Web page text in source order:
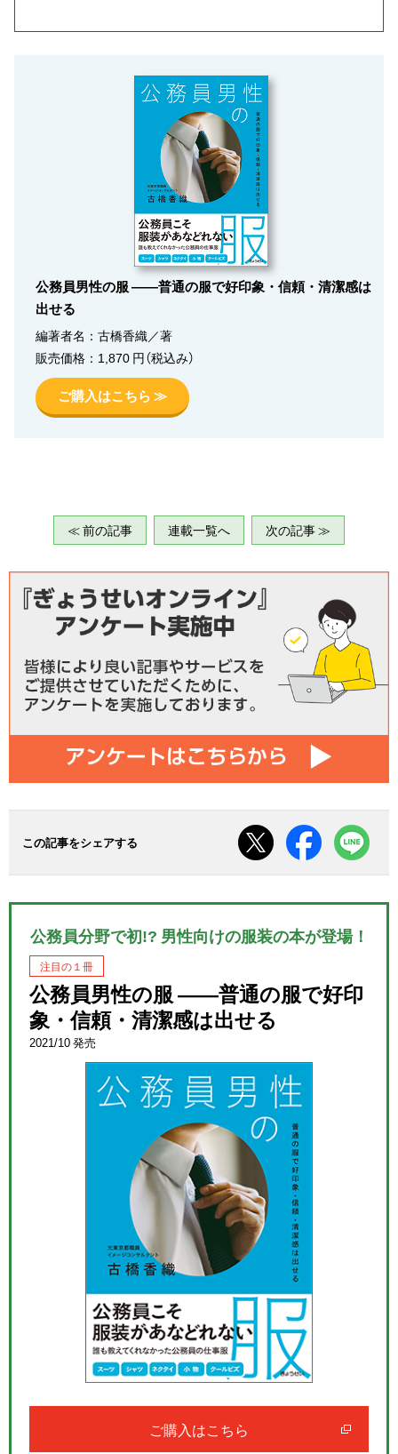
公務員男性の服 ――普通の服で好印象・信頼・清潔感は
出せる
編著者名：古橋香織／著
販売価格：1,870 円（税込み）
ご購入はこちら ≫
≪ 前の記事 連載一覧へ 次の記事 ≫
この記事をシェアする
公務員分野で初!? 男性向けの服装の本が登場！
注目の１冊
公務員男性の服 ――普通の服で好印
象・信頼・清潔感は出せる
2021/10 発売
ご購入はこちら